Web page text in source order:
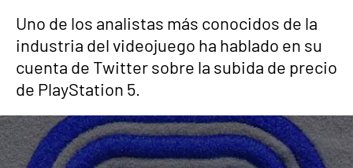
Uno de los analistas más conocidos de la
industria del videojuego ha hablado en su
cuenta de Twitter sobre la subida de precio
de PlayStation 5.